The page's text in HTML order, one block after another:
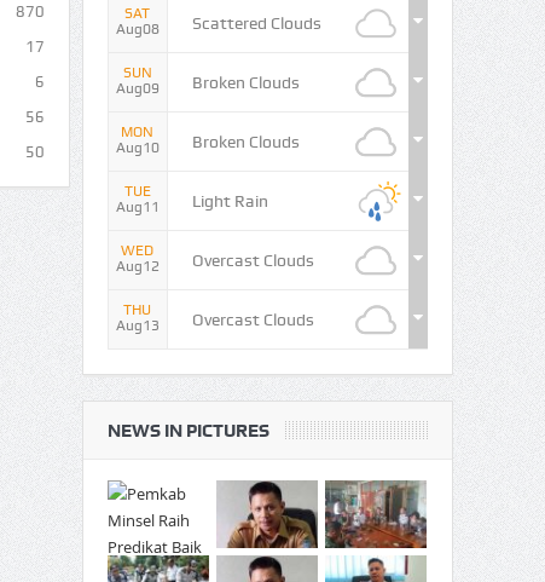
870
17
6
56
50
SAT
Aug08
Scattered Clouds
SUN
Aug09
Broken Clouds
MON
Aug10
Broken Clouds
TUE
Aug11
Light Rain
WED
Aug12
Overcast Clouds
THU
Aug13
Overcast Clouds
NEWS IN PICTURES